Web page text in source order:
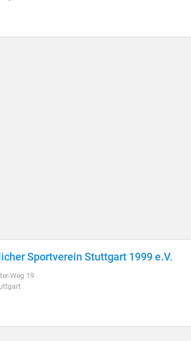
Sportverein Stuttgart 1999 e.V.
Weg 19